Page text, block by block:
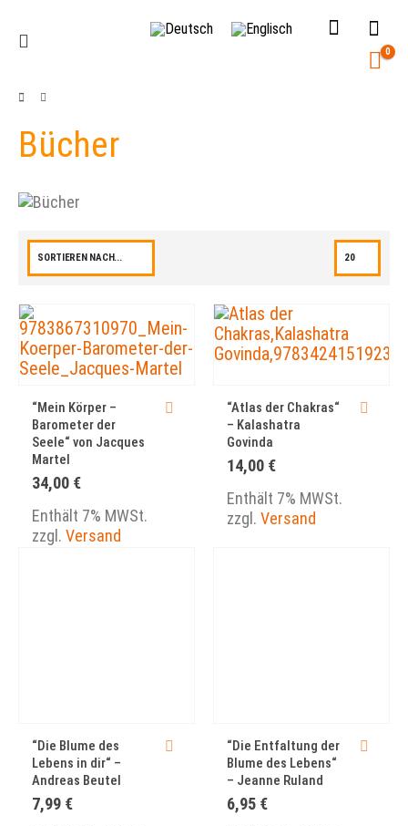
0
Bücher
“Mein Körper –
Barometer der
Seele“ von Jacques
Martel
34,00 €
Enthält 7% MWSt.
zzgl. Versand
“Atlas der Chakras“
– Kalashatra
Govinda
14,00 €
Enthält 7% MWSt.
zzgl. Versand
“Die Blume des
Lebens in dir“ –
Andreas Beutel
7,99 €
“Die Entfaltung der
Blume des Lebens“
– Jeanne Ruland
6,95 €